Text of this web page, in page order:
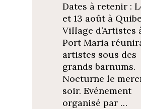
Dates à retenir :
et 13 août à
Village d’Artistes
Port Maria
artistes sous des
grands barnums.
Nocturne le
soir. Evénement
organisé par …